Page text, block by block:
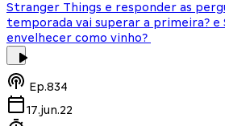
Stranger Things e responder as
temporada vai superar a primeira? e
envelhecer como vinho?
Ep.834
17.jun.22